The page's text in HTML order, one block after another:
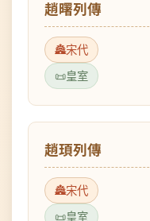
宋代
皇室
趙頊列傳
宋代
皇室